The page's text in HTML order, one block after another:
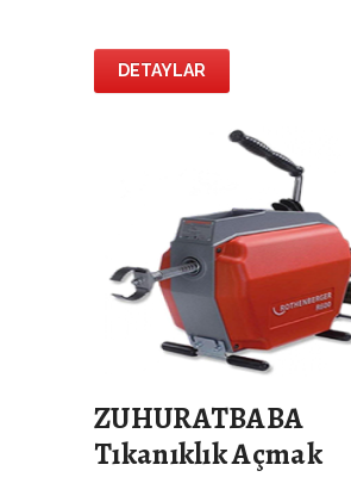
DETAYLAR
ZUHURATBABA
Tıkanıklık Açmak